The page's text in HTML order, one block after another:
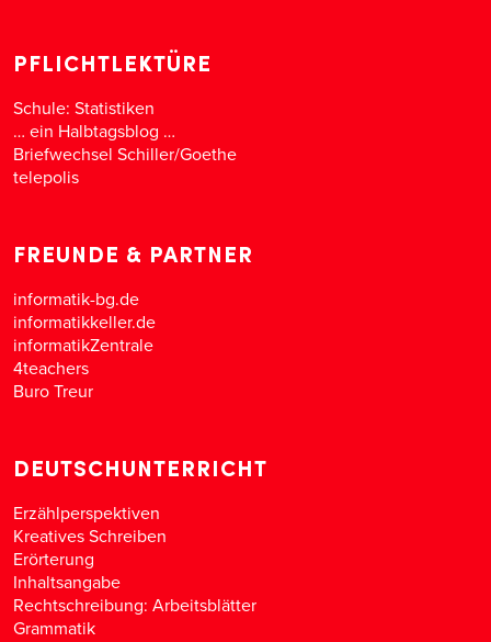
PFLICHTLEKTÜRE
Schule: Statistiken
… ein Halbtagsblog …
Briefwechsel Schiller/Goethe
telepolis
FREUNDE & PARTNER
informatik-bg.de
informatikkeller.de
informatikZentrale
4teachers
Buro Treur
DEUTSCHUNTERRICHT
Erzählperspektiven
Kreatives Schreiben
Erörterung
Inhaltsangabe
Rechtschreibung: Arbeitsblätter
Grammatik